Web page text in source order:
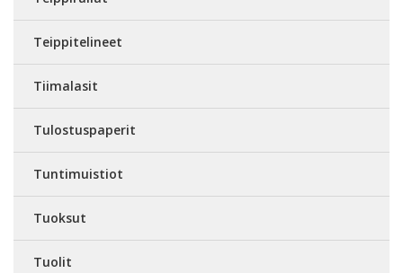
Teippitelineet
Tiimalasit
Tulostuspaperit
Tuntimuistiot
Tuoksut
Tuolit